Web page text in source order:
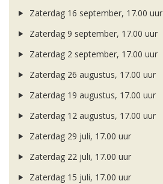
Zaterdag 16 september, 17.00 uur
Zaterdag 9 september, 17.00 uur
Zaterdag 2 september, 17.00 uur
Zaterdag 26 augustus, 17.00 uur
Zaterdag 19 augustus, 17.00 uur
Zaterdag 12 augustus, 17.00 uur
Zaterdag 29 juli, 17.00 uur
Zaterdag 22 juli, 17.00 uur
Zaterdag 15 juli, 17.00 uur